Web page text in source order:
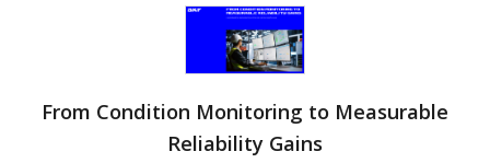
From Condition Monitoring to Measurable
Reliability Gains